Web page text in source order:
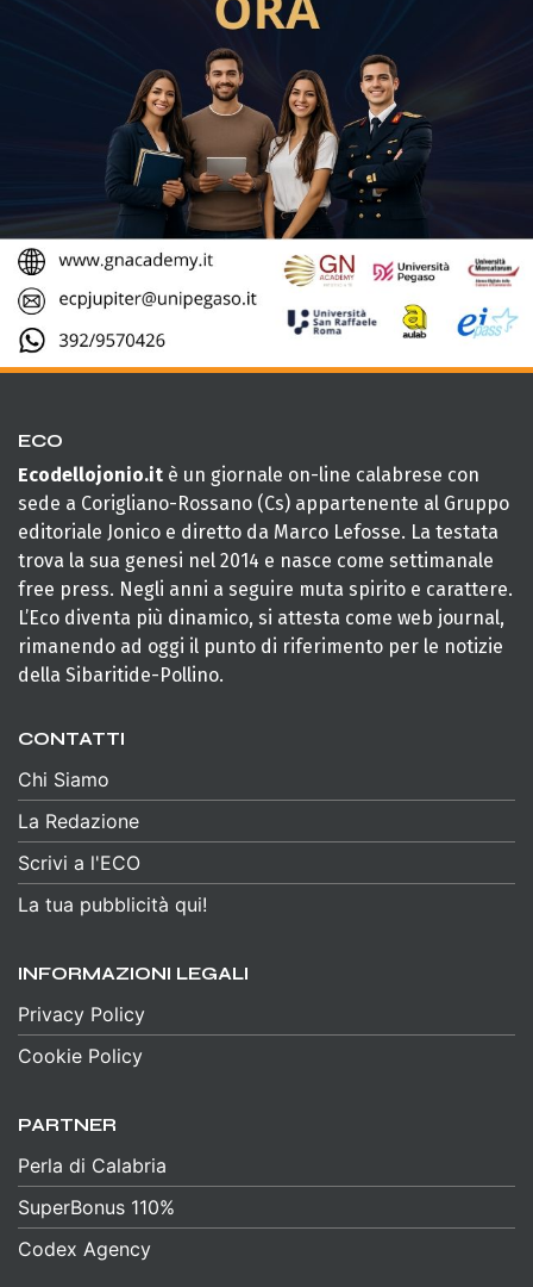
ECO
Ecodellojonio.it è un giornale on-line calabrese con
sede a Corigliano-Rossano (Cs) appartenente al Gruppo
editoriale Jonico e diretto da Marco Lefosse. La testata
trova la sua genesi nel 2014 e nasce come settimanale
free press. Negli anni a seguire muta spirito e carattere.
L’Eco diventa più dinamico, si attesta come web journal,
rimanendo ad oggi il punto di riferimento per le notizie
della Sibaritide-Pollino.
CONTATTI
Chi Siamo
La Redazione
Scrivi a l'ECO
La tua pubblicità qui!
INFORMAZIONI LEGALI
Privacy Policy
Cookie Policy
PARTNER
Perla di Calabria
SuperBonus 110%
Codex Agency